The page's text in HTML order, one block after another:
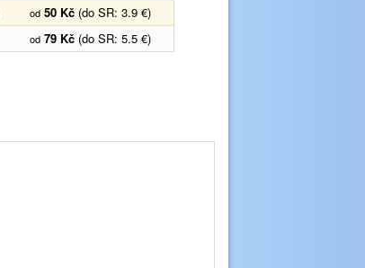
od 50 Kč (do SR: 3.9 €)
od 79 Kč (do SR: 5.5 €)